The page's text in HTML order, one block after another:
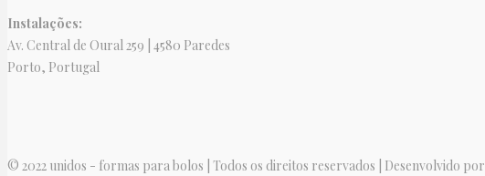
Instalações:
Av. Central de Oural 259 | 4580 Paredes
Porto, Portugal
© 2022 unidos - formas para bolos | Todos os direitos reservados | Desenvolvido por